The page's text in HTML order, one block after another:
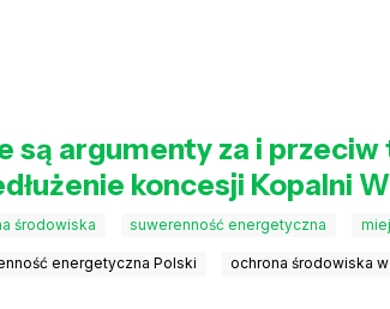
są argumenty za i przeciw
koncesji Kopalni
środowiska suwerenność energetyczna
energetyczna Polski ochrona środowiska w